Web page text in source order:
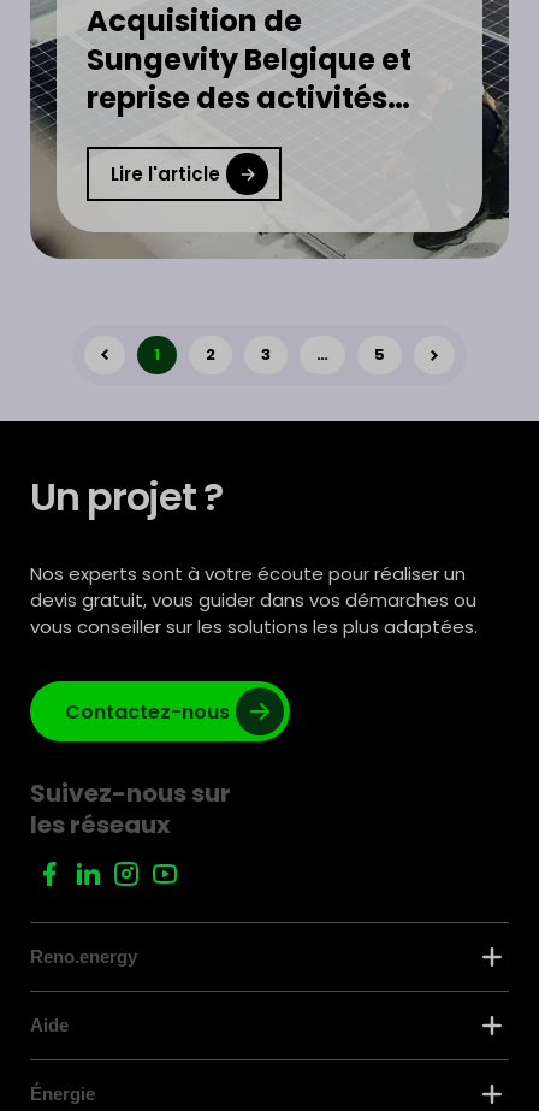
Acquisition de
Sungevity Belgique et
reprise des activités
photovoltaïques de
CORETEC
Lire l'article
1 2 3 … 5
Un projet ?
Nos experts sont à votre écoute pour réaliser un
devis gratuit, vous guider dans vos démarches ou
vous conseiller sur les solutions les plus adaptées.
Contactez-nous
Suivez-nous sur
les réseaux
Reno.energy
Aide
Énergie